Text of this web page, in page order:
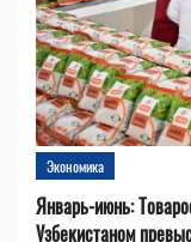
Экономика
Январь-июнь:
Узбекистаном